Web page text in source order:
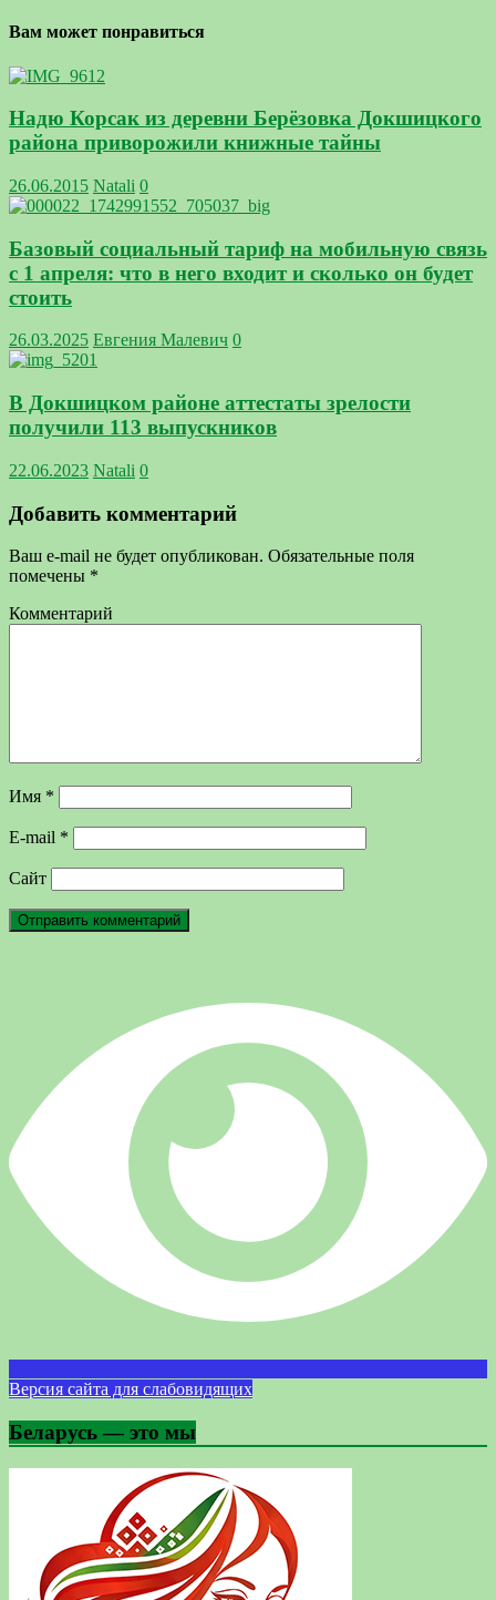
Вам может понравиться
Надю Корсак из деревни Берёзовка Докшицкого
района приворожили книжные тайны
26.06.2015 Natali 0
Базовый социальный тариф на мобильную связь
с 1 апреля: что в него входит и сколько он будет
стоить
26.03.2025 Евгения Малевич 0
В Докшицком районе аттестаты зрелости
получили 113 выпускников
22.06.2023 Natali 0
Добавить комментарий
Ваш e-mail не будет опубликован. Обязательные поля
помечены *
Комментарий
Имя *
E-mail *
Сайт
Версия сайта для слабовидящих
Беларусь — это мы